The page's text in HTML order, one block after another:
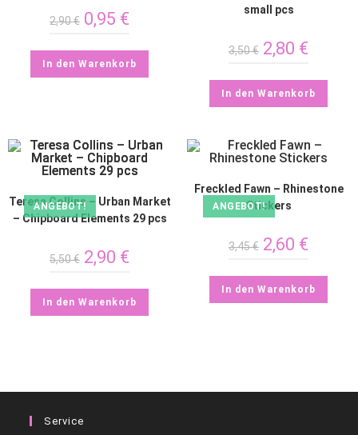
2,90€ 0,95 €
In den Warenkorb
small pcs
3,50€ 2,80 €
In den Warenkorb
ANGEBOT!
Teresa Collins – Urban Market
– Chipboard Elements 29 pcs
5,50€ 2,90 €
In den Warenkorb
ANGEBOT!
Freckled Fawn – Rhinestone
Stickers
3,45€ 2,60 €
In den Warenkorb
Service